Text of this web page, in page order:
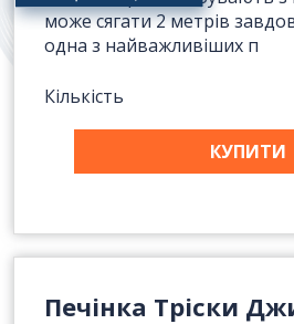
може сягати 2 метрів
одна з найважливіших п
Кількість
КУПИТИ
Печінка Тріски
Отримати
ПІБ*: